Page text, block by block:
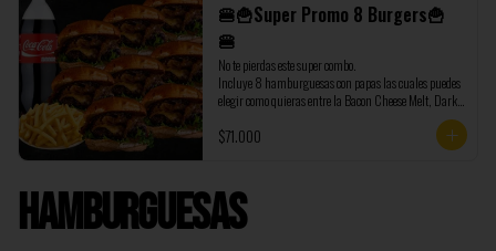
🍔🍟Super Promo 8 Burgers🍟
🍔
No te pierdas este super combo.
Incluye 8 hamburguesas con papas las cuales puedes
elegir como quieras entre la Bacon Cheese Melt, Dark
Burger, además de regalo te enviamos 1 Coca Cola de
$71.000
Hamburguesas